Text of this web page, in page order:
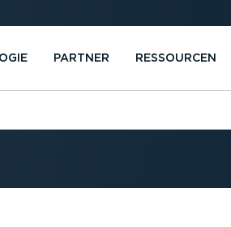
PARTNER RESSOURCEN
UND